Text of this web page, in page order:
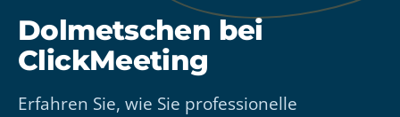
Dolmetschen bei
ClickMeeting
Erfahren Sie, wie Sie professionelle